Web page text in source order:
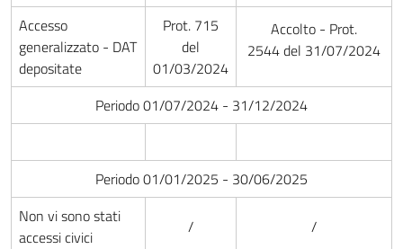
Accesso
generalizzato - DAT
depositate
Prot. 715
del
01/03/2024
Accolto - Prot.
2544 del 31/07/2024
Periodo 01/07/2024 - 31/12/2024
Periodo 01/01/2025 - 30/06/2025
Non vi sono stati
accessi civici
/ /